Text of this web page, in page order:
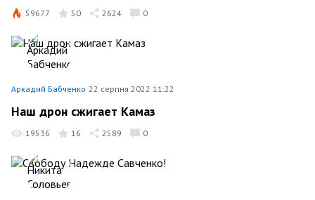
59677 50 2624 0
Аркадий Бабченко 22 серпня 2022 11:22
Наш дрон сжигает Камаз
19536 16 2589 0